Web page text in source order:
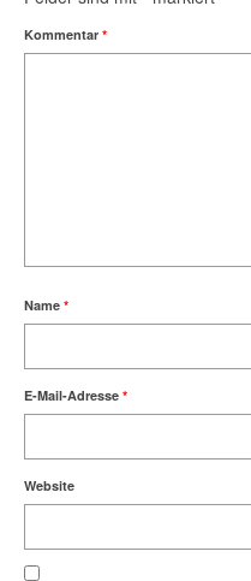
Kommentar *
Name *
E-Mail-Adresse *
Website